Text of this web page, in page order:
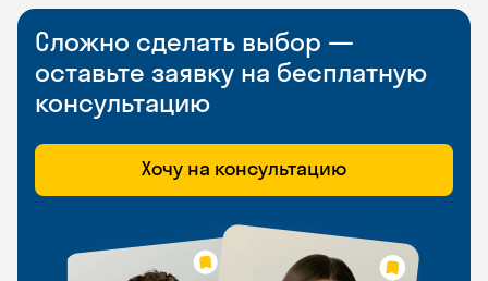
Сложно сделать выбор —
оставьте заявку на бесплатную
консультацию
Хочу на консультацию